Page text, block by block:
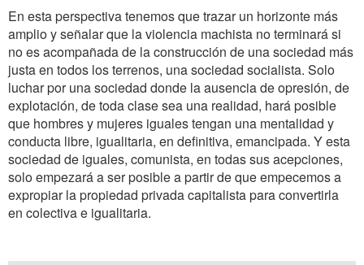
En esta perspectiva tenemos que trazar un horizonte más
amplio y señalar que la violencia machista no terminará si
no es acompañada de la construcción de una sociedad más
justa en todos los terrenos, una sociedad socialista. Solo
luchar por una sociedad donde la ausencia de opresión, de
explotación, de toda clase sea una realidad, hará posible
que hombres y mujeres iguales tengan una mentalidad y
conducta libre, igualitaria, en definitiva, emancipada. Y esta
sociedad de iguales, comunista, en todas sus acepciones,
solo empezará a ser posible a partir de que empecemos a
expropiar la propiedad privada capitalista para convertirla
en colectiva e igualitaria.